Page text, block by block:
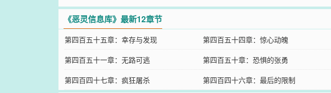
《恶灵信息库》最新12章节
第四百五十五章：幸存与发现 第四百五十四章：惊心动魄
第四百五十一章：无路可逃
第四百五十章：恐惧的张勇
第四百四十七章：疯狂屠杀
第四百四十六章：最后的限制